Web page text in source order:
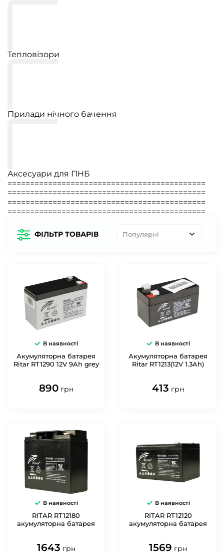
Тепловізори
Прилади нічного бачення
Аксесуари для ПНБ
============================================
============================================
============================================
============================================
ФІЛЬТР ТОВАРІВ Популярні
В наявності
Акумуляторна батарея
Ritar RT1290 12V 9Ah grey
890 грн
В наявності
Акумуляторна батарея
Ritar RT1213(12V 1.3Ah)
413 грн
В наявності
RITAR RT12180
акумуляторна батарея
1643 грн
В наявності
RITAR RT12120
акумуляторна батарея
1569 грн